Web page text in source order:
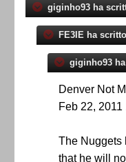
giginho93 ha
FE3IE ha
giginho93
Denver Not
Feb 22,
The Nuggets
that he will